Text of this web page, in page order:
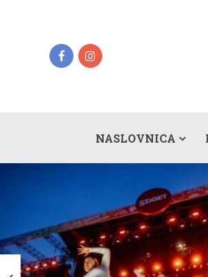
NASLOVNICA